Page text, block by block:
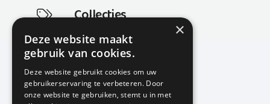
Collecties
Actuele en populaire collecties
KMP Kantoormeubilair
Airport Business Park
×
Deze website maakt
gebruik van cookies.
Deze website gebruikt cookies om uw
gebruikerservaring te verbeteren. Door
onze website te gebruiken, stemt u in met